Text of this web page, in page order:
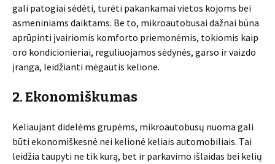
gali patogiai sėdėti, turėti pakankamai vietos kojoms bei
asmeniniams daiktams. Be to, mikroautobusai dažnai būna
aprūpinti įvairiomis komforto priemonėmis, tokiomis kaip
oro kondicionieriai, reguliuojamos sėdynės, garso ir vaizdo
įranga, leidžianti mėgautis kelione.
2. Ekonomiškumas
Keliaujant didelėms grupėms, mikroautobusų nuoma gali
būti ekonomiškesnė nei kelionė keliais automobiliais. Tai
leidžia taupyti ne tik kurą, bet ir parkavimo išlaidas bei kelių